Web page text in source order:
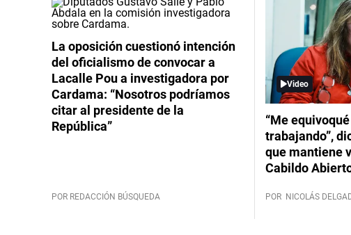
La oposición cuestionó intención
del oficialismo de convocar a
Lacalle Pou a investigadora por
Cardama: “Nosotros podríamos
citar al presidente de la
República”
POR REDACCIÓN BÚSQUEDA
Video
“Me
trabajando”,
que mantiene
Cabildo
POR NICOLÁS